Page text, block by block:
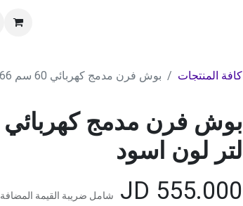
كافة المنتجات بوش فرن مدمج كهربائي 60 سم 66 لتر لون اسود
لتر لون اسود
555.000
شامل ضريبة القيمة المضافة